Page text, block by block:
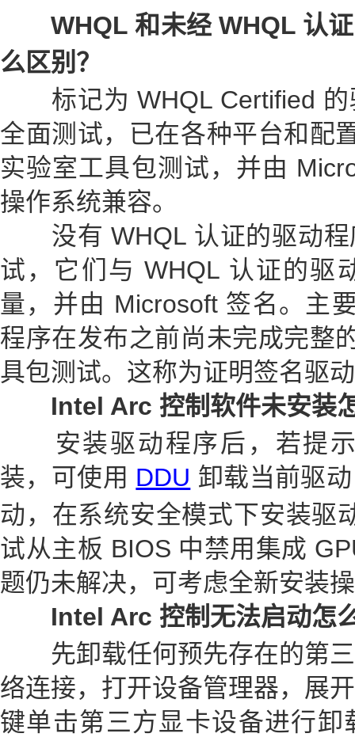
WHQL 和未经 WHQL 认证
么区别？
标记为 WHQL Certified 的
全面测试，已在各种平台和配
实验室工具包测试，并由
操作系统兼容。
没有 WHQL 认证的驱动程
试，它们与 WHQL 认证的驱
量，并由 Microsoft 签名。主
程序在发布之前尚未完成完整
具包测试。这称为证明签名驱
Intel Arc 控制软件未安装
安装驱动程序后，若提示
装，可使用 DDU 卸载当前驱
动，在系统安全模式下安装驱
试从主板 BIOS 中禁用集成
题仍未解决，可考虑全新安装
Intel Arc 控制无法启动怎
先卸载任何预先存在的第三
络连接，打开设备管理器，展
键单击第三方显卡设备进行